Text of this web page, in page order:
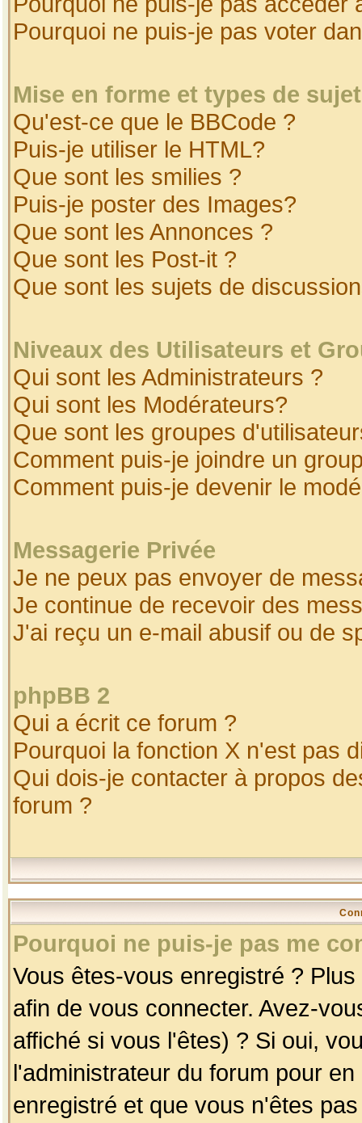
Pourquoi ne puis-je pas voter
Mise en forme et types de
Qu'est-ce que le BBCode ?
Puis-je utiliser le HTML?
Que sont les smilies ?
Puis-je poster des Images?
Que sont les Annonces ?
Que sont les Post-it ?
Que sont les sujets de
Niveaux des Utilisateurs et
Qui sont les Administrateurs ?
Qui sont les Modérateurs?
Que sont les groupes
Comment puis-je joindre un
Comment puis-je devenir le
Messagerie Privée
Je ne peux pas envoyer de
Je continue de recevoir des
J'ai reçu un e-mail abusif ou de
phpBB 2
Qui a écrit ce forum ?
Pourquoi la fonction X n'est pas
Qui dois-je contacter à propos
forum ?
Pourquoi ne puis-je pas me
Vous êtes-vous enregistré ?
afin de vous connecter. Avez-
affiché si vous l'êtes) ? Si oui,
l'administrateur du forum pour
enregistré et que vous n'êtes